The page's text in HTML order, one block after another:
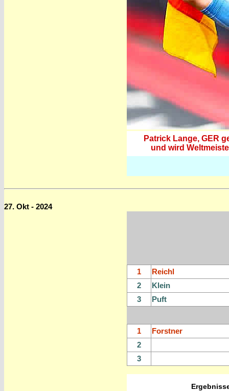
Patrick Lange, GER
und wird
27. Okt - 2024
1
Reichl
2
Klein
3
Puft
1
Forstner
2
3